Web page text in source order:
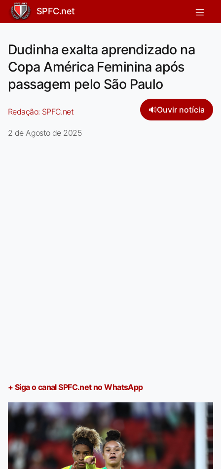
SPFC.net
Dudinha exalta aprendizado na
Copa América Feminina após
passagem pelo São Paulo
Redação: SPFC.net 🔊Ouvir notícia
2 de Agosto de 2025
+ Siga o canal SPFC.net no WhatsApp